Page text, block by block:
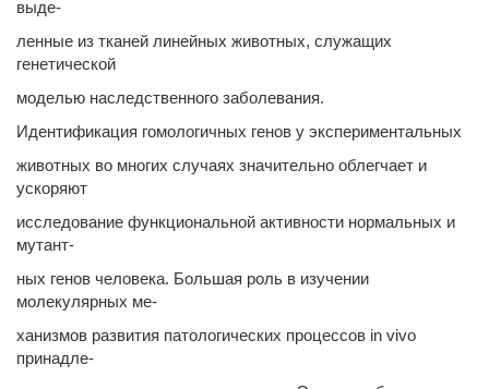
выде-
ленные из тканей линейных животных, служащих
генетической
моделью наследственного заболевания.
Идентификация гомологичных генов у экспериментальных
животных во многих случаях значительно облегчает и
ускоряют
исследование функциональной активности нормальных и
мутант-
ных генов человека. Большая роль в изучении
молекулярных ме-
ханизмов развития патологических процессов in vivo
принадле-